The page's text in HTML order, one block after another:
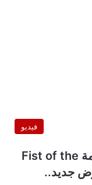
فيديو
حصرية البلايستيشن 4 القادمة Fist of the